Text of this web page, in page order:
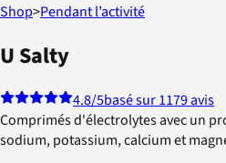
Shop>Pendant l’activité
U Salty
4.8/5basé sur 1179 avis
Comprimés d'électrolytes avec un
sodium, potassium, calcium et